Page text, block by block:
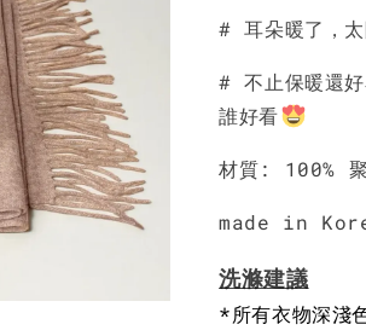
NT$ 190
NT$ 450
# 耳朵暖了，
# 不止保暖還
誰好看
材質: 100%
made in
洗滌建議
*所有衣物深淺